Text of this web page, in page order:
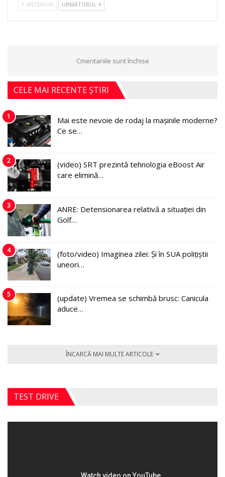
ANTERIOR URMĂTORUL
Cmentariile sunt închise
CELE MAI RECENTE ȘTIRI
1
Mai este nevoie de rodaj la mașinile moderne?
Ce se…
2
(video) SRT prezintă tehnologia eBoost Air
care elimină…
3
ANRE: Detensionarea relativă a situației din
Golf…
4
(foto/video) Imaginea zilei: Și în SUA polițiștii
uneori…
5
(update) Vremea se schimbă brusc: Canicula
aduce…
ÎNCARCĂ MAI MULTE ARTICOLE
TEST DRIVE